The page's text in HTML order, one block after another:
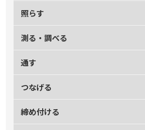
照らす
測る・調べる
通す
つなげる
締め付ける